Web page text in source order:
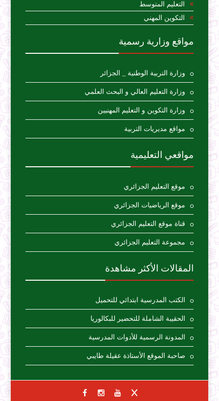
التعليم المتوسط
التكوين المهني
مواقع وزارية رسمية
وزارة التربية الوطنية _ الجزائر
وزارة التعليم العالي و البحث العلمي
وزارة التكوين و التعليم المهنيين
مواقع مديريات التربية
مواقعي التعليمية
موقع التعليم الجزائري
موقع الرياضيات الجزائري
قناة موقع التعليم الجزائري
مجموعة التعليم الجزائري
المقالات الأكثر مشاهدة
الكتب المدرسية ابتدائي للتحميل
الحقيبة الشاملة للتحضير للبكالوريا
المدونة الرسمية للأدوات المدرسية
صاحبة الموقع الأستاذة عقيلة طايبي